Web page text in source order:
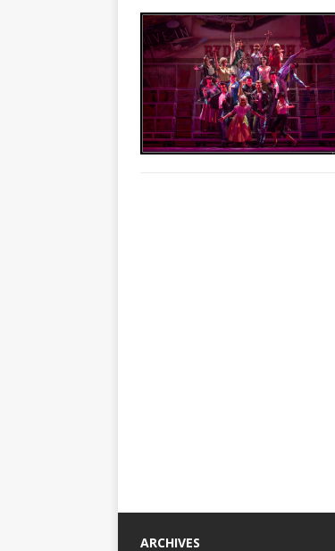
ARCHIVES